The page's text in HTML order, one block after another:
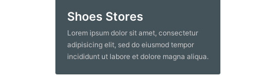
Shoes Stores
Lorem ipsum dolor sit amet, consectetur
adipisicing elit, sed do eiusmod tempor
incididunt ut labore et dolore magna aliqua.